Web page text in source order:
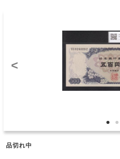
<
品切れ中